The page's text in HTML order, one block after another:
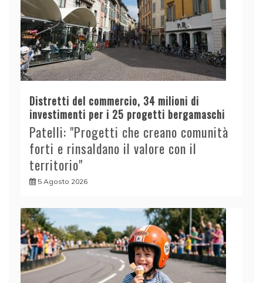
Distretti del commercio, 34 milioni di
investimenti per i 25 progetti bergamaschi
Patelli: "Progetti che creano comunità
forti e rinsaldano il valore con il
territorio"
5 Agosto 2026